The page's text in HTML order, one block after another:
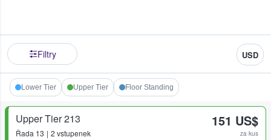
Filtry USD
Lower Tier Upper Tier Floor Standing
Upper Tier 213
Řada 13 2 vstupenek
151 US$
za kus